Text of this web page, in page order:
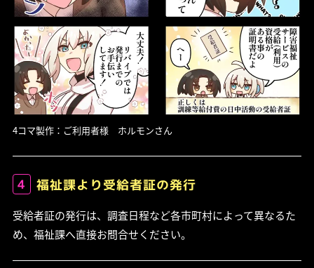
4コマ製作：ご利用者様 ホルモンさん
4 福祉課より受給者証の発行
受給者証の発行は、調査日程など各市町村によって異なるた
め、福祉課へ直接お問合せください。